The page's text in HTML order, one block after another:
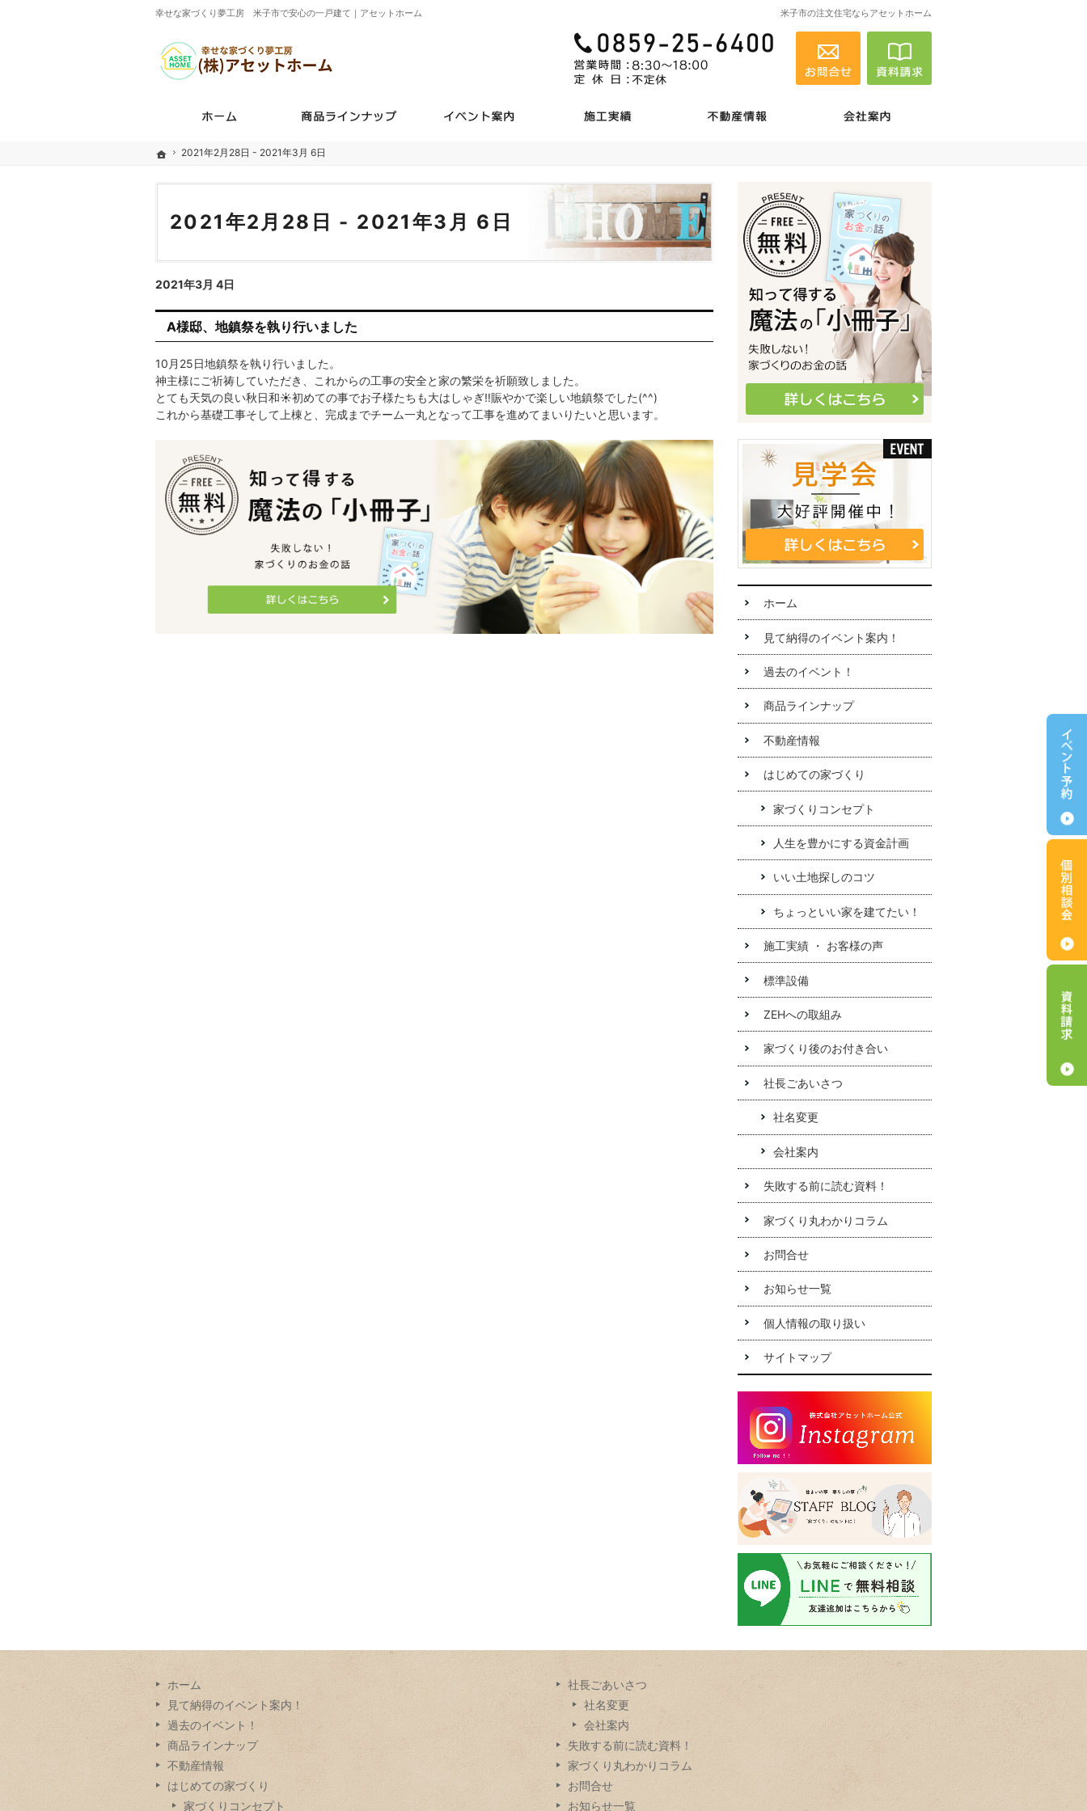
ホーム
2021年2月28日 - 2021年3月 6日
2021年2月28日 - 2021年3月 6日
米子市の注文住宅ならアセットホーム
幸せな家づくり夢工房 米子市で安心の一戸建て｜アセットホーム
2021年3月 4日
A様邸、地鎮祭を執り行いました
10月25日地鎮祭を執り行いました。
神主様にご祈祷していただき、これからの工事の安全と家の繁栄を祈願致しました。
とても天気の良い秋日和☀初めての事でお子様たちも大はしゃぎ‼賑やかで楽しい地鎮祭でした(^^)
これから基礎工事そして上棟と、完成までチーム一丸となって工事を進めてまいりたいと思います。
ホーム
見て納得のイベント案内！
過去のイベント！
商品ラインナップ
不動産情報
はじめての家づくり
家づくりコンセプト
人生を豊かにする資金計画
いい土地探しのコツ
ちょっといい家を建てたい！
施工実績 ・ お客様の声
標準設備
ZEHへの取組み
家づくり後のお付き合い
社長ごあいさつ
社名変更
会社案内
失敗する前に読む資料！
家づくり丸わかりコラム
お問合せ
お知らせ一覧
個人情報の取り扱い
サイトマップ
0859-25-6400
営業時間
8:30～18:00
定休日
不定休 お問合せ
ホーム
2021年2月28日 - 2021年3月 6日
ホーム
見て納得のイベント案内！
過去のイベント！
商品ラインナップ
不動産情報
はじめての家づくり
家づくりコンセプト
社長ごあいさつ
社名変更
会社案内
失敗する前に読む資料！
家づくり丸わかりコラム
お問合せ
お知らせ一覧